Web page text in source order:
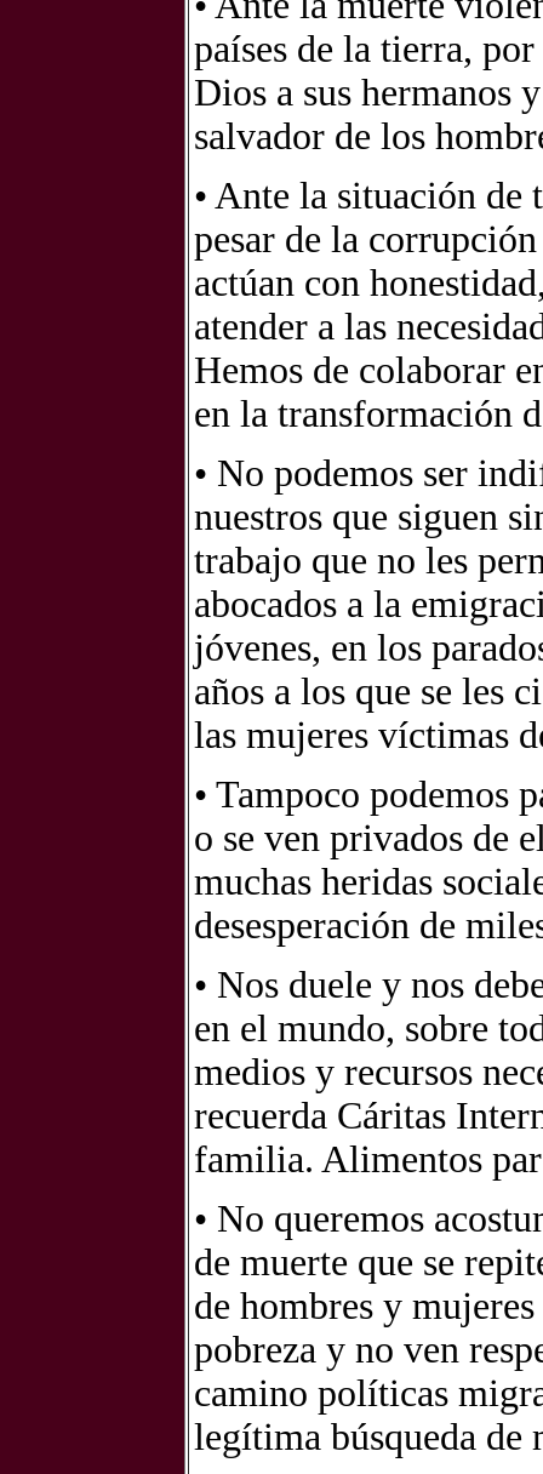
países de la tierra,
Dios a sus hermanos
salvador de los
• Ante la situación de
pesar de la
actúan con
atender a las
Hemos de colaborar
en la transformación
• No podemos ser
nuestros que siguen
trabajo que no les
abocados a la
jóvenes, en los
años a los que se les
las mujeres víctimas
• Tampoco podemos
o se ven privados de
muchas heridas
desesperación de
• Nos duele y nos
en el mundo, sobre
medios y recursos
recuerda Cáritas
familia. Alimentos
• No queremos
de muerte que se
de hombres y
pobreza y no ven
camino políticas
legítima búsqueda de